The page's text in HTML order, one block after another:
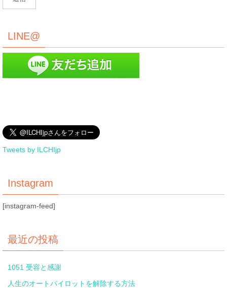
LINE@
Tweets by ILCHIjp
Instagram
[instagram-feed]
最近の投稿
1051 受容と感謝
人生のオートパイロットを解除する方法